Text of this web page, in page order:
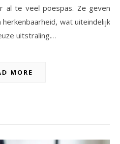
al te veel poespas. Ze geven
wat uiteindelijk
uitstraling.…
MORE